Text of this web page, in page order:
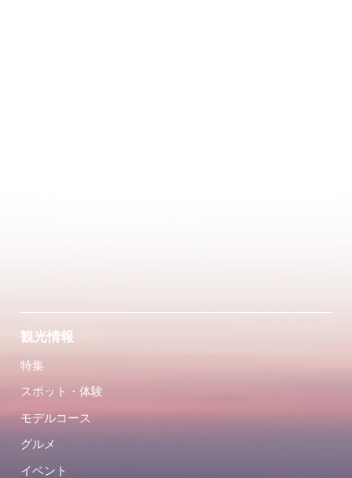
観光情報
特集
スポット・体験
モデルコース
グルメ
イベント